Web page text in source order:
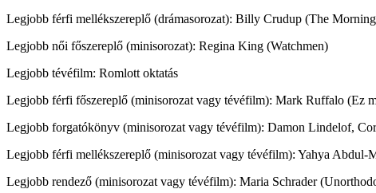
Legjobb férfi mellékszereplő (drámasorozat): Billy Crudup (The
Legjobb női főszereplő (minisorozat): Regina King (Watchmen)
Legjobb tévéfilm: Romlott oktatás
Legjobb férfi főszereplő (minisorozat vagy tévéfilm): Mark Ruffalo (Ez
Legjobb forgatókönyv (minisorozat vagy tévéfilm): Damon Lindelof,
Legjobb férfi mellékszereplő (minisorozat vagy tévéfilm): Yahya Abdul-
Legjobb rendező (minisorozat vagy tévéfilm): Maria Schrader